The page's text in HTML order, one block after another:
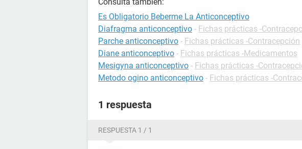
Es Obligatorio Beberme La Anticonceptivo
Diafragma anticonceptivo - Fichas prácticas -
Parche anticonceptivo - Fichas prácticas -Contracepción
Diane anticonceptivo - Fichas prácticas -Medicamentos
Mesigyna anticonceptivo - Fichas prácticas -
Metodo ogino anticonceptivo - Fichas prácticas -
1 respuesta
RESPUESTA 1 / 1